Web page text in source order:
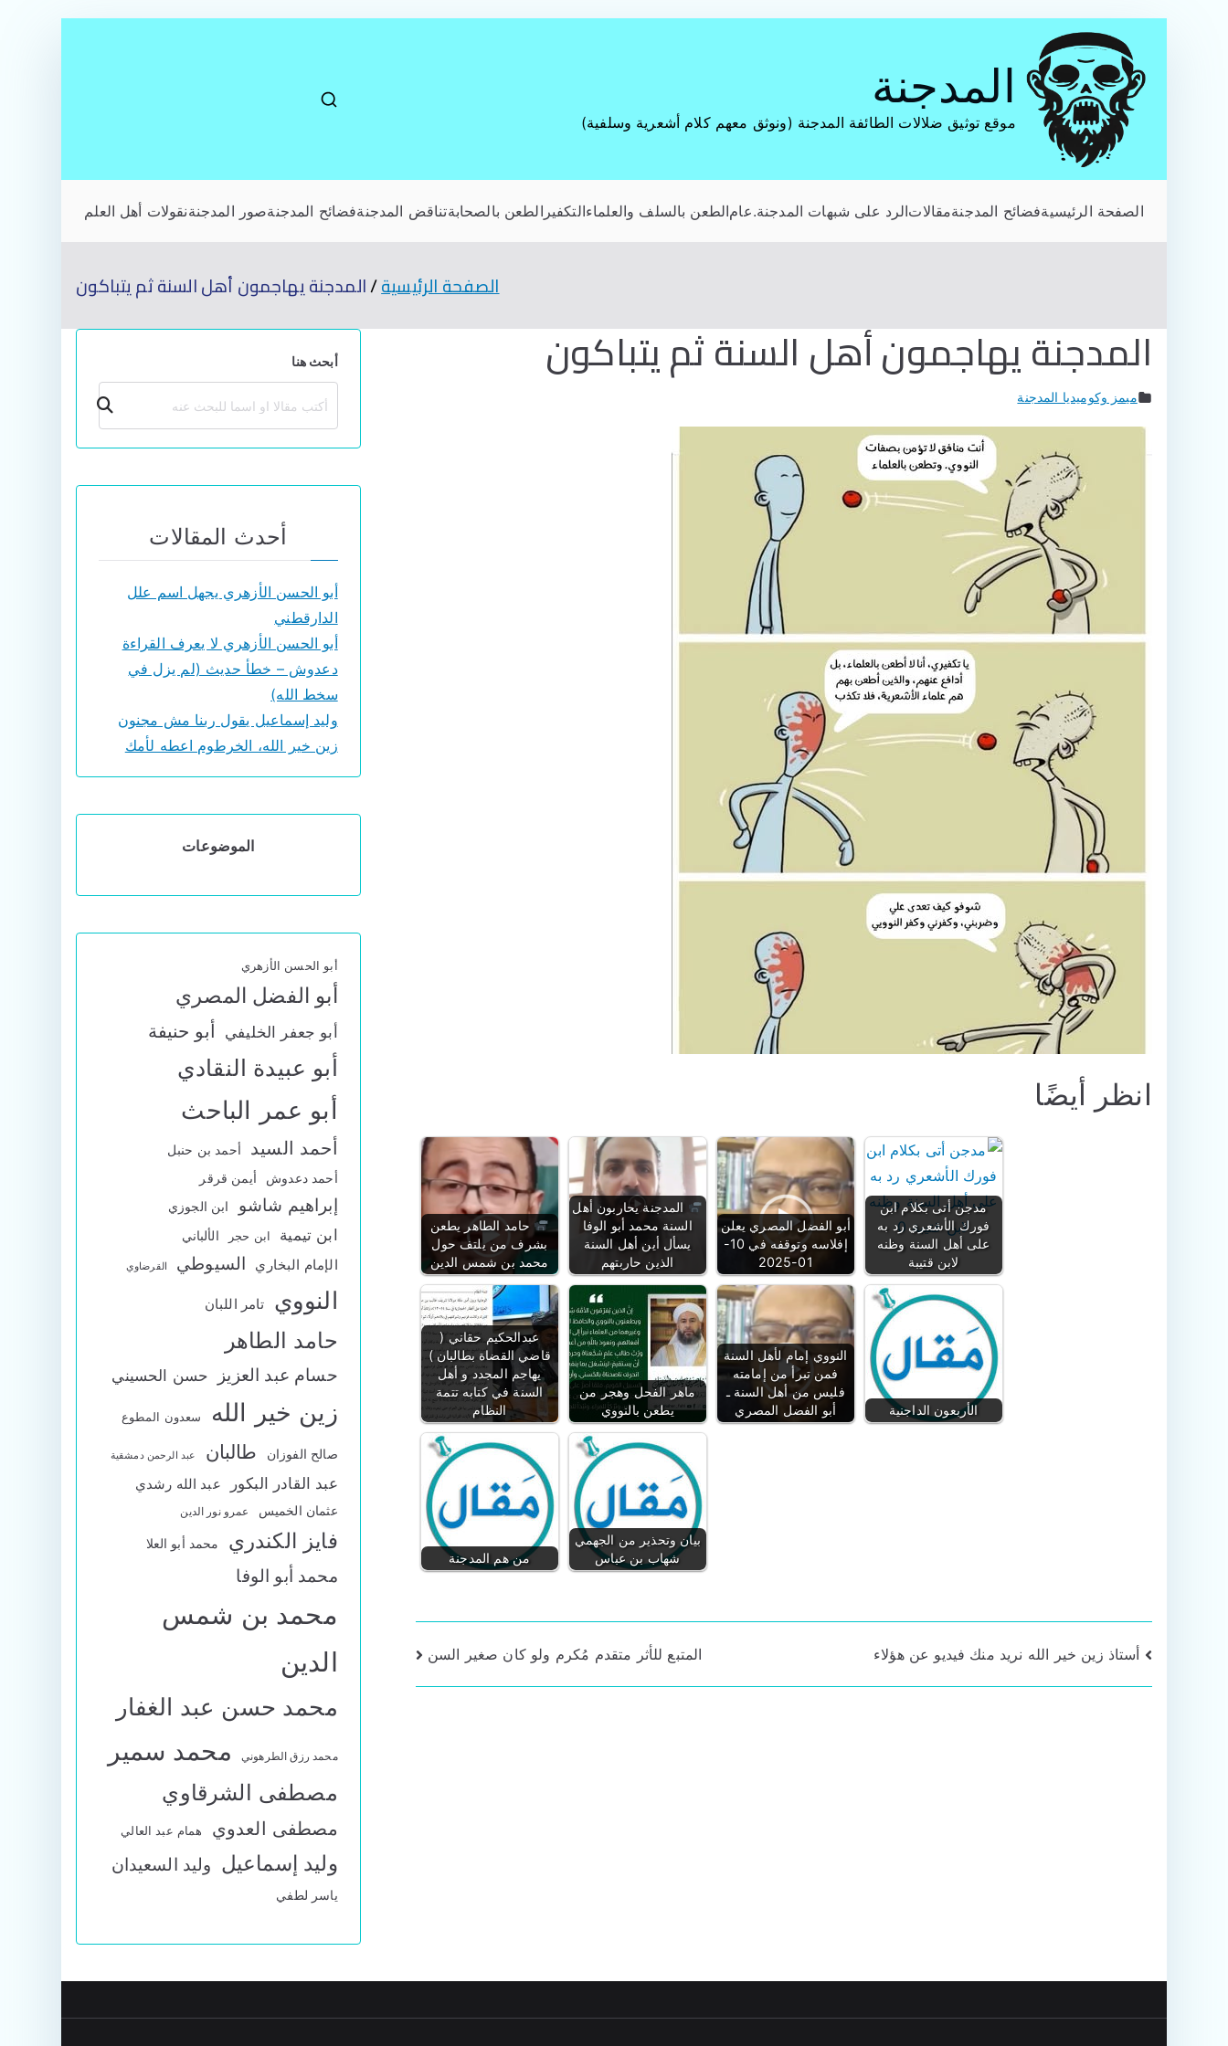
المحتوى
المدجنة
موقع توثيق ضلالات الطائفة المدجنة (ونوثق معهم كلام أشعرية وسلفية)
الصفحة الرئيسيةفضائح المدجنةمقالاتالرد على شبهات المدجنة.عامالطعن بالسلف والعلماءالتكفير الطعن بالصحابةتناقض المدجنةفضائح المدجنةصور المدجنةنقولات أهل العلم
الصفحة الرئيسية المدجنة يهاجمون أهل السنة ثم يتباكون
المدجنة يهاجمون أهل السنة ثم يتباكون
ميمز وكوميديا المدجنة
انظر أيضًا
حامد الطاهر يطعن
بشرف من يلتف حول
محمد بن شمس الدين
المدجنة يحاربون أهل
السنة محمد أبو الوفا
يسأل أين أهل السنة
الذين حاربتهم
أبو الفضل المصري يعلن
إفلاسه وتوقفه في 10-
01-2025
مدجن أتى بكلام ابن
فورك الأشعري رد به
على أهل السنة وظنه
لابن قتيبة
عبدالحكيم حقاني (
قاضي القضاة بطالبان )
يهاجم المجدد و أهل
السنة في كتابه تتمة
النظام
ماهر الفحل وهجر من
يطعن بالنووي
النووي إمام لأهل السنة
فمن تبرأ من إمامته
فليس من أهل السنة ـ
أبو الفضل المصري
الأربعون الداجنية
من هم المدجنة
بيان وتحذير من الجهمي
شهاب بن عباس
تصفّح
المقالات
أستاذ زين خير الله نريد منك فيديو عن هؤلاء المتبع للأثر متقدم مُكرم ولو كان صغير السن
أبحث هنا
بحث
أحدث المقالات
أبو الحسن الأزهري يجهل اسم علل
الدارقطني
أبو الحسن الأزهري لا يعرف القراءة
دعدوش – خطأ حديث (لم يزل في
سخط الله)
وليد إسماعيل يقول ربنا مش مجنون
زين خير الله، الخرطوم اعطه لأمك
الموضوعات
أبو الحسن الأزهري
أبو الفضل المصري
أبو جعفر الخليفي أبو حنيفة
أبو عبيدة النقادي
أبو عمر الباحث
أحمد السيد
أحمد بن حنبل
أحمد دعدوش
أيمن قرقر
إبراهيم شاشو ابن الجوزي
ابن تيمية ابن حجر الألباني
الإمام البخاري السيوطي القرضاوي
النووي تامر اللبان
حامد الطاهر
حسام عبد العزيز حسن الحسيني
زين خير الله سعدون المطوع
صالح الفوزان طالبان عبد الرحمن دمشقية
عبد القادر البكور عبد الله رشدي
عثمان الخميس عمرو نور الدين
فايز الكندري محمد أبو العلا
محمد أبو الوفا
محمد بن شمس
الدين
محمد حسن عبد الغفار
محمد رزق الطرهوني محمد سمير
مصطفى الشرقاوي
مصطفى العدوي همام عبد العالي
وليد إسماعيل وليد السعيدان
ياسر لطفي